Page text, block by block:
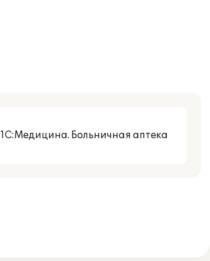
1С:Медицина. Больничная аптека